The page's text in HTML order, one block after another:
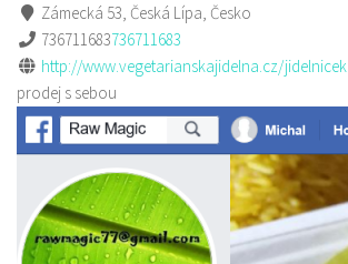
Zámecká 53, Česká Lípa, Česko
736711683736711683
http://www.vegetarianskajidelna.cz/jidelnicek
prodej s sebou